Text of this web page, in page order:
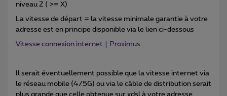
niveau Z ( >= X)
La vitesse de départ = la vitesse minimale garantie à votre
adresse est en principe disponible via le lien ci-dessous
Vitesse connexion internet | Proximus
Il serait éventuellement possible que la vitesse internet via
le réseau mobile (4/5G) ou via le câble de distribution serait
plus grande que celle obtenue sur xdsl à votre adresse